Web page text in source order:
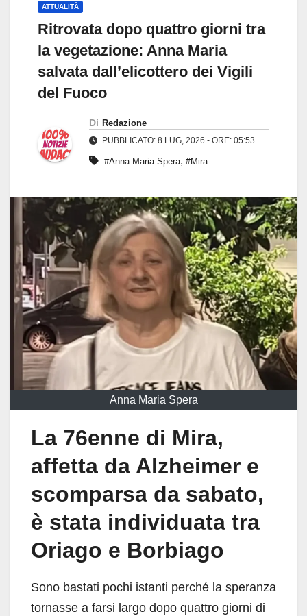
ATTUALITÀ
Ritrovata dopo quattro giorni tra
la vegetazione: Anna Maria
salvata dall’elicottero dei Vigili
del Fuoco
Di Redazione
PUBBLICATO: 8 LUG, 2026 - ORE: 05:53
#Anna Maria Spera, #Mira
Anna Maria Spera
La 76enne di Mira,
affetta da Alzheimer e
scomparsa da sabato,
è stata individuata tra
Oriago e Borbiago
Sono bastati pochi istanti perché la speranza
tornasse a farsi largo dopo quattro giorni di